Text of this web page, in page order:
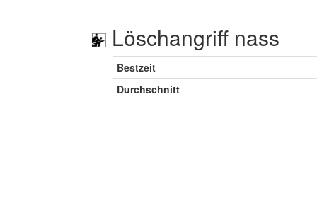
Löschangriff nass
Bestzeit
Durchschnitt